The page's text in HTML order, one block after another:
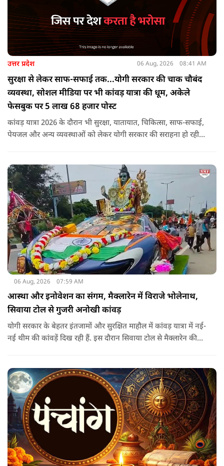
उत्तर प्रदेश 06 Aug, 2026 08:41 AM
सुरक्षा से लेकर साफ-सफाई तक...योगी सरकार की चाक चौबंद
व्यवस्था, सोशल मीडिया पर भी कांवड़ यात्रा की धूम, अकेले
फेसबुक पर 5 लाख 68 हजार पोस्ट
कांवड़ यात्रा 2026 के दौरान भी सुरक्षा, यातायात, चिकित्सा, साफ-सफाई,
पेयजल और अन्य व्यवस्थाओं को लेकर योगी सरकार की सराहना हो रही
06 Aug, 2026 07:59 AM
आस्था और इनोवेशन का संगम, मैक्लारेन में विराजे भोलेनाथ,
सिवाया टोल से गुजरी अनोखी कांवड़
योगी सरकार के बेहतर इंतजामों और सुरक्षित माहौल में कांवड़ यात्रा में नई-
नई थीम की कांवड़ें दिख रही हैं. इस दौरान सिवाया टोल से मैक्लारेन की